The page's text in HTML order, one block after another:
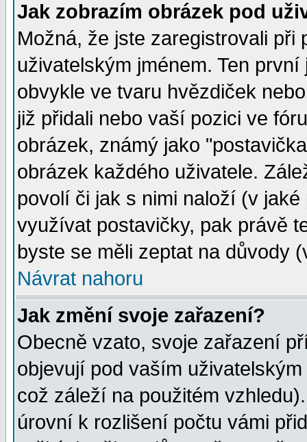
Jak zobrazím obrázek pod
Možná, že jste zaregistrovali
uživatelským jménem. Ten
obvykle ve tvaru hvězdiček
již přidali nebo vaší pozici ve
obrázek, známý jako
obrázek každého uživatele.
povolí či jak s nimi naloží (v
využívat postavičky, pak právě
byste se měli zeptat na důvody
Návrat nahoru
Jak změní svoje zařazení?
Obecně vzato, svoje zařazení
objevují pod vaším
což záleží na použitém
úrovní k rozlišení počtu vámi